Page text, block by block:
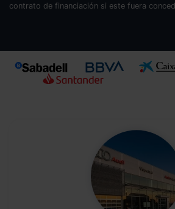
contrato de financiación si este fuera